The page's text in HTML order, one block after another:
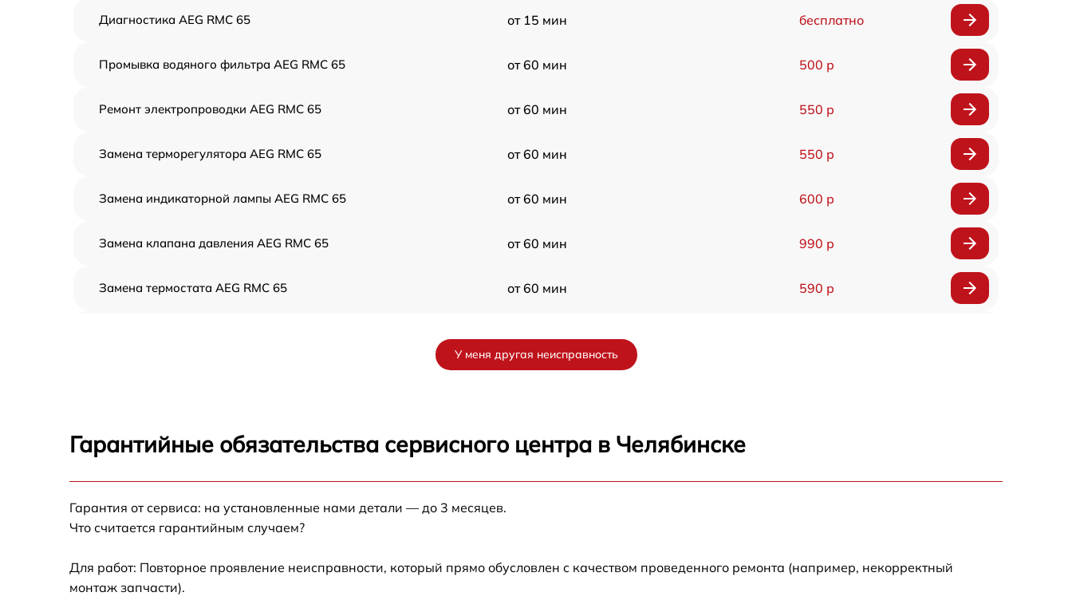
Диагностика AEG RMC 65 от 15 мин бесплатно
Промывка водяного фильтра AEG RMC 65 от 60 мин 500 р
Ремонт электропроводки AEG RMC 65 от 60 мин 550 р
Замена терморегулятора AEG RMC 65 от 60 мин 550 р
Замена индикаторной лампы AEG RMC 65 от 60 мин 600 р
Замена клапана давления AEG RMC 65 от 60 мин 990 р
Замена термостата AEG RMC 65 от 60 мин 590 р
Замена прокладки AEG RMC 65
У меня другая неисправность
Гарантийные обязательства сервисного центра в Челябинске
Гарантия от сервиса: на установленные нами детали — до 3 месяцев.
Что считается гарантийным случаем?
Для работ: Повторное проявление неисправности, который прямо обусловлен с качеством проведенного ремонта (например, некорректный
монтаж запчасти).